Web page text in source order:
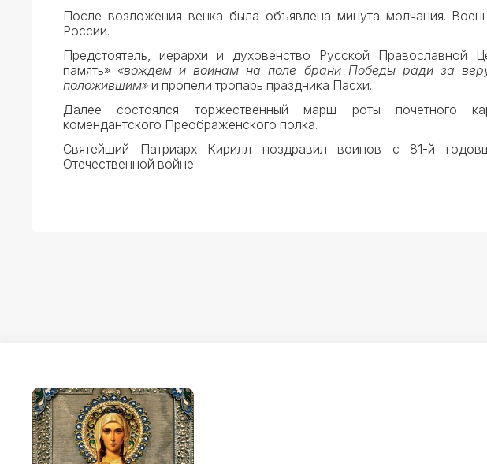
После возложения венка была объявлена минута молчания.
России.
Предстоятель, иерархи и духовенство Русской Православной
память» «вождем и воинам на поле брани Победы ради за
положившим» и пропели тропарь праздника Пасхи.
Далее состоялся торжественный марш роты почетного
комендантского Преображенского полка.
Святейший Патриарх Кирилл поздравил воинов с 81-й
Отечественной войне.